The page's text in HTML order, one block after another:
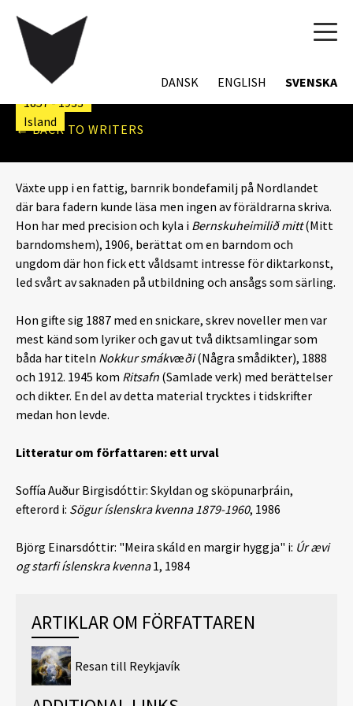
DANSK ENGLISH SVENSKA
← BACK TO WRITERS
ÓLÖF SIGURÐARDÓTTIR Á
HLÖÐUM
1857 - 1933
Island
Växte upp i en fattig, barnrik bondefamilj på Nordlandet
där bara fadern kunde läsa men ingen av föräldrarna skriva.
Hon har med precision och kyla i Bernskuheimilið mitt(Mitt
barndomshem), 1906, berättat om en barndom och
ungdom där hon fick ett våldsamt intresse för diktarkonst,
led svårt av saknaden på utbildning och ansågs som särling.
Hon gifte sig 1887 med en snickare, skrev noveller men var
mest känd som lyriker och gav ut två diktsamlingar som
båda har titeln Nokkur smákvæði(Några smådikter), 1888
och 1912. 1945 kom Ritsafn (Samlade verk) med berättelser
och dikter. En del av detta material trycktes i tidskrifter
medan hon levde.
Litteratur om författaren: ett urval
Soffía Auður Birgisdóttir: Skyldan og sköpunarþráin,
efterord i: Sögur íslenskra kvenna 1879-1960, 1986
Björg Einarsdóttir: "Meira skáld en margir hyggja" i: Úr ævi
og starfi íslenskra kvenna1, 1984
ARTIKLAR OM FÖRFATTAREN
Resan till Reykjavík